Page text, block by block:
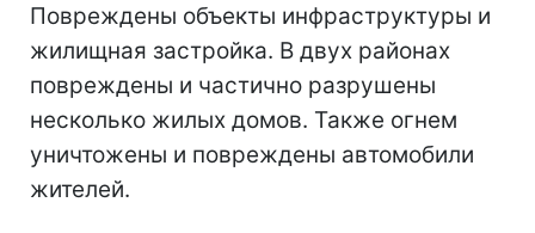
Повреждены объекты инфраструктуры и
жилищная застройка. В двух районах
повреждены и частично разрушены
несколько жилых домов. Также огнем
уничтожены и повреждены автомобили
жителей.